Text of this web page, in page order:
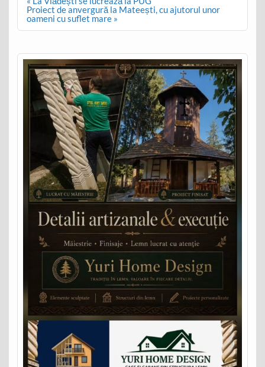
navigation
Proiect de anvergură la Mateești, cu ajutorul unor
oameni cu suflet mare »